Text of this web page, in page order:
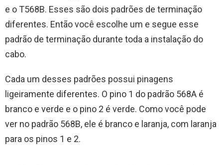
e o T568B. Esses são dois padrões de terminação
diferentes. Então você escolhe um e segue esse
padrão de terminação durante toda a instalação do
cabo.
Cada um desses padrões possui pinagens
ligeiramente diferentes. O pino 1 do padrão 568A é
branco e verde e o pino 2 é verde. Como você pode
ver no padrão 568B, ele é branco e laranja, com laranja
para os pinos 1 e 2.